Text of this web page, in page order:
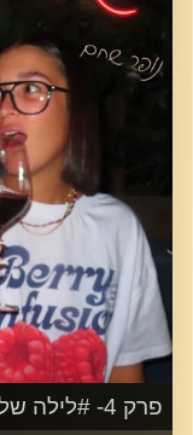
פרק 4- #לילה של מחשבות